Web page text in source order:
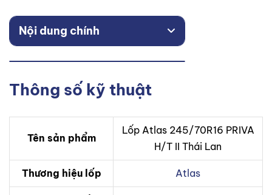
Nội dung chính
Thông số kỹ thuật
Tên sản phẩm
Lốp Atlas 245/70R16 PRIVA
H/T II Thái Lan
Thương hiệu lốp Atlas